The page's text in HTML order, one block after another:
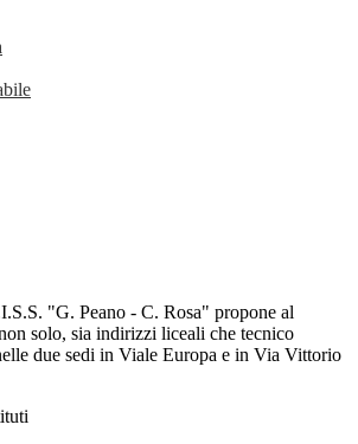
"G. Peano - C. Rosa" propone al
solo, sia indirizzi liceali che tecnico
due sedi in Viale Europa e in Via Vittorio